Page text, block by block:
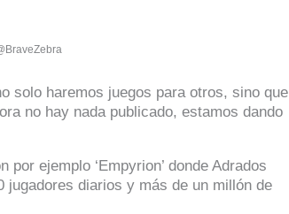
solo haremos juegos para otros, sino que
no hay nada publicado, estamos dando
ejemplo ‘Empyrion’ donde Adrados
diarios y más de un millón de